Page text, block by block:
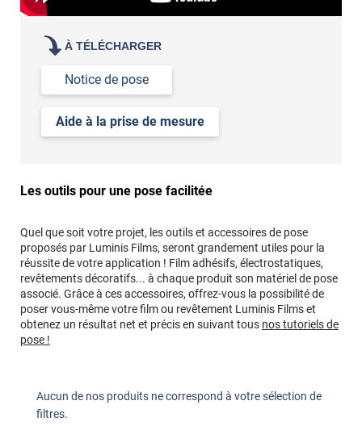
demander des échantillons gratuits
À TÉLÉCHARGER
Notice de pose
Aide à la prise de mesure
Les outils pour une pose facilitée
Quel que soit votre projet, les outils et accessoires de pose
proposés par Luminis Films, seront grandement utiles pour la
réussite de votre application ! Film adhésifs, électrostatiques,
revêtements décoratifs... à chaque produit son matériel de pose
associé. Grâce à ces accessoires, offrez-vous la possibilité de
poser vous-même votre film ou revêtement Luminis Films et
obtenez un résultat net et précis en suivant tous nos tutoriels de
pose !
Aucun de nos produits ne correspond à votre sélection de
filtres.